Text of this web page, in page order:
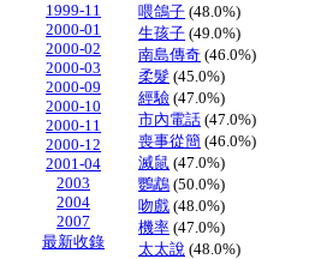
1999-11
2000-01
2000-02
2000-03
2000-09
2000-10
2000-11
2000-12
2001-04
2003
2004
2007
最新收錄
喂鴿子 (48.0%)
生孩子 (49.0%)
南島傳奇 (46.0%)
柔髮 (45.0%)
經驗 (47.0%)
市內電話 (47.0%)
喪事從簡 (46.0%)
滅鼠 (47.0%)
鸚鵡 (50.0%)
吻戲 (48.0%)
機率 (47.0%)
太太說 (48.0%)